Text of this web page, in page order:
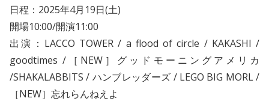
日程：2025年4月19日(土)
開場10:00/開演11:00
出演：LACCO TOWER / a flood of circle / KAKASHI /
goodtimes /［NEW］グッドモーニングアメリカ
/SHAKALABBITS / ハンブレッダーズ / LEGO BIG MORL /
［NEW］忘れらんねえよ